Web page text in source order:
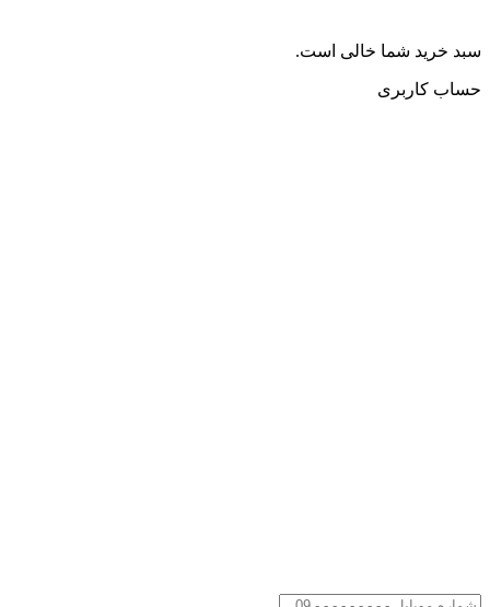
سبد خرید شما خالی است.
حساب کاربری